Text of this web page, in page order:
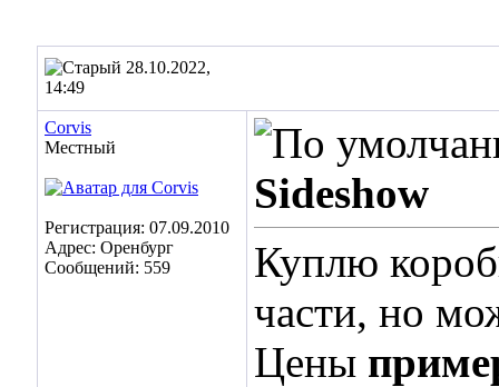
28.10.2022,
14:49
Corvis
Местный
Регистрация: 07.09.2010
Адрес: Оренбург
Сообщений: 559
Sideshow
Куплю
части, но
Цены